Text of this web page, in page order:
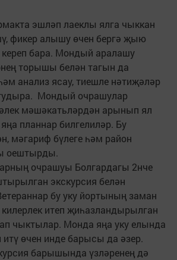
эшләп лаеклы ялга чыккан
фикер алышу өчен бергә җыю
кереп бара. Мондый аралашу
торышы белән тагын да
анализ ясау, тиешле нәтиҗәләр
Мондый очрашулар
мәшәкатьләрдән арынып ял
планнар билгелиләр. Бу
мәгариф бүлеге һәм район
оештырды.
очрашуы Болгардагы 2нче
экскурсия белән
бу уку йортының заман
итеп җиһазландырылган
чыктылар. Монда яңа уку елында
өчен инде барысы да әзер.
барышында үзләренең дә